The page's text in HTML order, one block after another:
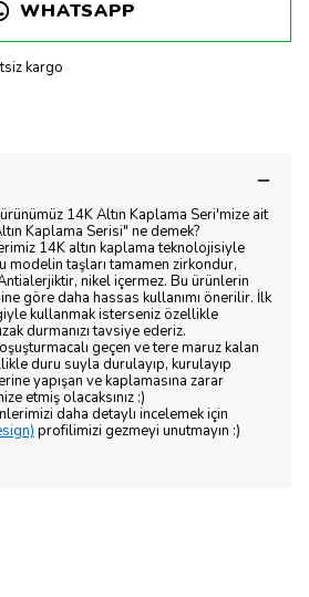
WHATSAPP
kargo
14K Altın Kaplama Seri'mize ait
Kaplama Serisi" ne demek?
14K altın kaplama teknolojisiyle
modelin taşları tamamen zirkondur,
nikel içermez. Bu ürünlerin
göre daha hassas kullanımı önerilir. İlk
kullanmak isterseniz özellikle
durmanızı tavsiye ederiz.
geçen ve tere maruz kalan
duru suyla durulayıp, kurulayıp
yapışan ve kaplamasına zarar
etmiş olacaksınız :)
daha detaylı incelemek için
profilimizi gezmeyi unutmayın :)